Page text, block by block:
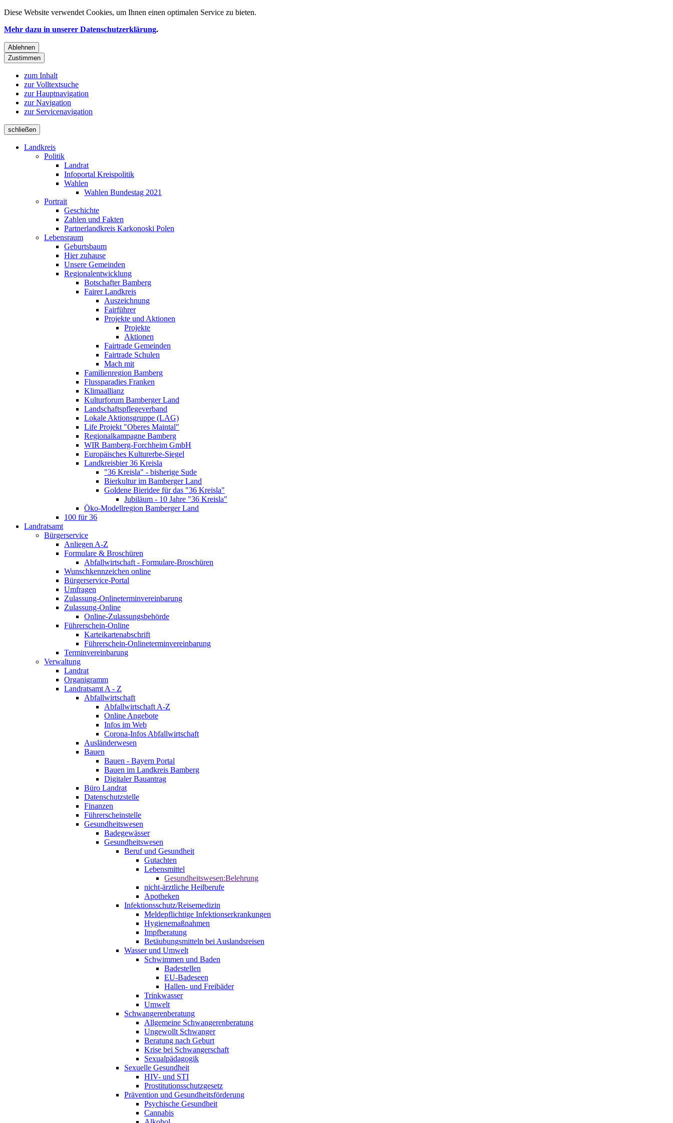
Diese Website verwendet Cookies, um Ihnen einen optimalen Service zu bieten.
Mehr dazu in unserer Datenschutzerklärung.
Ablehnen
Zustimmen
zum Inhalt
zur Volltextsuche
zur Hauptnavigation
zur Navigation
zur Servicenavigation
schließen
Landkreis
Politik
Landrat
Infoportal Kreispolitik
Wahlen
Wahlen Bundestag 2021
Portrait
Geschichte
Zahlen und Fakten
Partnerlandkreis Karkonoski Polen
Lebensraum
Geburtsbaum
Hier zuhause
Unsere Gemeinden
Regionalentwicklung
Botschafter Bamberg
Fairer Landkreis
Auszeichnung
Fairführer
Projekte und Aktionen
Projekte
Aktionen
Fairtrade Gemeinden
Fairtrade Schulen
Mach mit
Familienregion Bamberg
Flussparadies Franken
Klimaallianz
Kulturforum Bamberger Land
Landschaftspflegeverband
Lokale Aktionsgruppe (LAG)
Life Projekt "Oberes Maintal"
Regionalkampagne Bamberg
WIR Bamberg-Forchheim GmbH
Europäisches Kulturerbe-Siegel
Landkreisbier 36 Kreisla
"36 Kreisla" - bisherige Sude
Bierkultur im Bamberger Land
Goldene Bieridee für das "36 Kreisla"
Jubiläum - 10 Jahre "36 Kreisla"
Öko-Modellregion Bamberger Land
100 für 36
Landratsamt
Bürgerservice
Anliegen A-Z
Formulare & Broschüren
Abfallwirtschaft - Formulare-Broschüren
Wunschkennzeichen online
Bürgerservice-Portal
Umfragen
Zulassung-Onlineterminvereinbarung
Zulassung-Online
Online-Zulassungsbehörde
Führerschein-Online
Karteikartenabschrift
Führerschein-Onlineterminvereinbarung
Terminvereinbarung
Verwaltung
Landrat
Organigramm
Landratsamt A - Z
Abfallwirtschaft
Abfallwirtschaft A-Z
Online Angebote
Infos im Web
Corona-Infos Abfallwirtschaft
Ausländerwesen
Bauen
Bauen - Bayern Portal
Bauen im Landkreis Bamberg
Digitaler Bauantrag
Büro Landrat
Datenschutzstelle
Finanzen
Führerscheinstelle
Gesundheitswesen
Badegewässer
Gesundheitswesen
Beruf und Gesundheit
Gutachten
Lebensmittel
Gesundheitswesen:Belehrung
nicht-ärztliche Heilberufe
Apotheken
Infektionsschutz/Reisemedizin
Meldepflichtige Infektionserkrankungen
Hygienemaßnahmen
Impfberatung
Betäubungsmitteln bei Auslandsreisen
Wasser und Umwelt
Schwimmen und Baden
Badestellen
EU-Badeseen
Hallen- und Freibäder
Trinkwasser
Umwelt
Schwangerenberatung
Allgemeine Schwangerenberatung
Ungewollt Schwanger
Beratung nach Geburt
Krise bei Schwangerschaft
Sexualpädagogik
Sexuelle Gesundheit
HIV- und STI
Prostitutionsschutzgesetz
Prävention und Gesundheitsförderung
Psychische Gesundheit
Cannabis